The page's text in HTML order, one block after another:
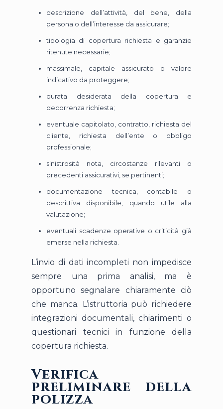
descrizione dell’attività, del bene, della
persona o dell’interesse da assicurare;
tipologia di copertura richiesta e garanzie
ritenute necessarie;
massimale, capitale assicurato o valore
indicativo da proteggere;
durata desiderata della copertura e
decorrenza richiesta;
eventuale capitolato, contratto, richiesta del
cliente, richiesta dell’ente o obbligo
professionale;
sinistrosità nota, circostanze rilevanti o
precedenti assicurativi, se pertinenti;
documentazione tecnica, contabile o
descrittiva disponibile, quando utile alla
valutazione;
eventuali scadenze operative o criticità già
emerse nella richiesta.
L’invio di dati incompleti non impedisce
sempre una prima analisi, ma è
opportuno segnalare chiaramente ciò
che manca. L’istruttoria può richiedere
integrazioni documentali, chiarimenti o
questionari tecnici in funzione della
copertura richiesta.
Verifica
preliminare della
polizza